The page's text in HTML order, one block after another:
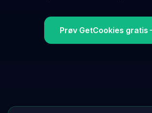
Prøv GetCookies gratis